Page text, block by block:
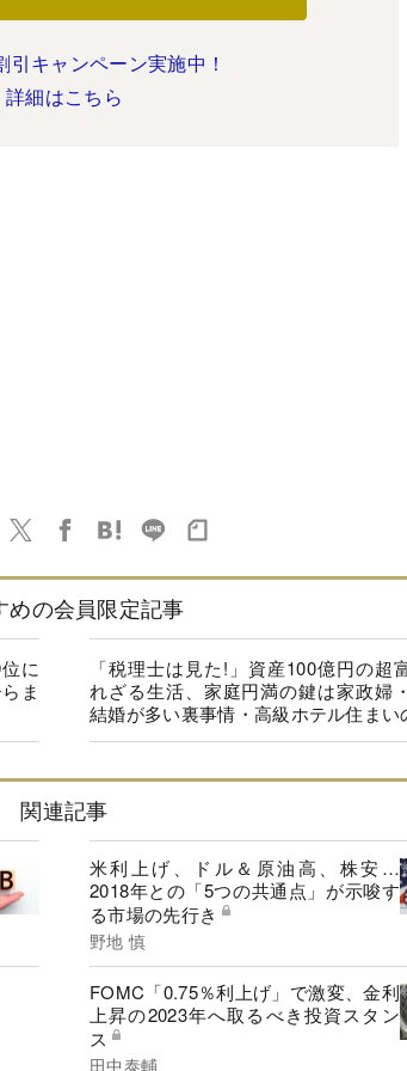
引キャンペーン実施中！
詳細はこちら
めの会員限定記事
に
ま
「税理士は見た!」資産100億円の超
れざる生活、家庭円満の鍵は家政婦
結婚が多い裏事情・高級ホテル住まい
関連記事
米利上げ、ドル＆原油高、株安…
2018年との「5つの共通点」が示唆す
る市場の先行き
野地 慎
FOMC「0.75％利上げ」で激変、金利
上昇の2023年へ取るべき投資スタン
ス
田中泰輔